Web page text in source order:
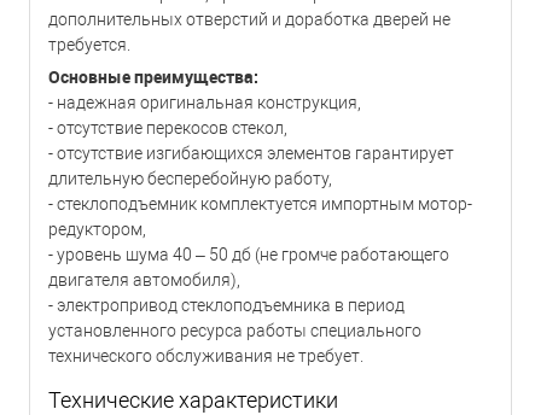
дополнительных отверстий и доработка дверей не
требуется.
Основные преимущества:
- надежная оригинальная конструкция,
- отсутствие перекосов стекол,
- отсутствие изгибающихся элементов гарантирует
длительную бесперебойную работу,
- стеклоподъемник комплектуется импортным мотор-
редуктором,
- уровень шума 40 – 50 дб (не громче работающего
двигателя автомобиля),
- электропривод стеклоподъемника в период
установленного ресурса работы специального
технического обслуживания не требует.
Технические характеристики